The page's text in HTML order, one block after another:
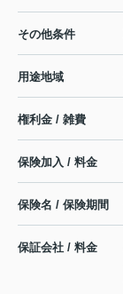
その他条件
用途地域
権利金 / 雑費
保険加入 / 料金
保険名 / 保険期間
保証会社 / 料金